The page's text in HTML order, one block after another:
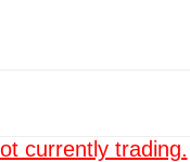
currently trading.